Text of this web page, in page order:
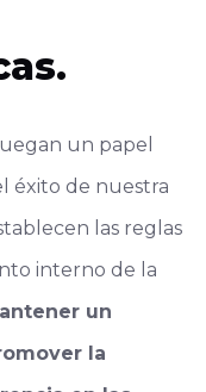
un papel
éxito de nuestra
las reglas
interno de la
un
la